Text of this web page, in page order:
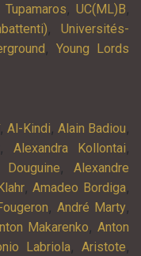
Tupamaros, UC(ML)B,
,Universités-
,Young Lords
, Al-Kindi, Alain Badiou,
, Alexandra Kollontai,
Douguine, Alexandre
,Amadeo Bordiga,
, André Marty,
Makarenko, Anton
Labriola,Aristote,